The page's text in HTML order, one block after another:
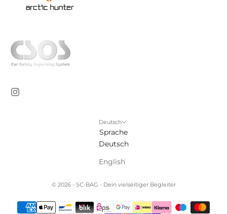
Deutsch
Sprache
Deutsch
English
© 2026 - SC-BAG - Dein vielseitiger Begleiter